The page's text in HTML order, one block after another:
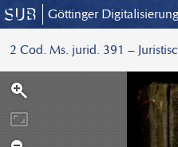
Göttinger
2 Cod. Ms. jurid. 391 –